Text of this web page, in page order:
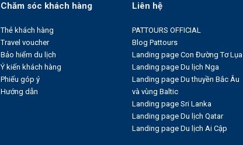
Chăm sóc khách hàng
Thẻ khách hàng
Travel voucher
Bảo hiểm du lịch
Ý kiến khách hàng
Phiếu góp ý
Hướng dẫn
Liên hệ
PATTOURS OFFICIAL
Blog Pattours
Landing page Con Đường Tơ Lụa
Landing page Du lịch Nga
Landing page Du thuyền Bắc Âu
và vùng Baltic
Landing page Sri Lanka
Landing page Du lịch Qatar
Landing page Du lịch Ai Cập